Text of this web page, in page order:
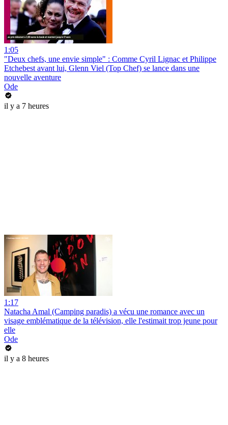
1:05
"Deux chefs, une envie simple" : Comme Cyril Lignac et Philippe
Etchebest avant lui, Glenn Viel (Top Chef) se lance dans une
nouvelle aventure
Ode
il y a 7 heures
1:17
Natacha Amal (Camping paradis) a vécu une romance avec un
visage emblématique de la télévision, elle l'estimait trop jeune pour
elle
Ode
il y a 8 heures